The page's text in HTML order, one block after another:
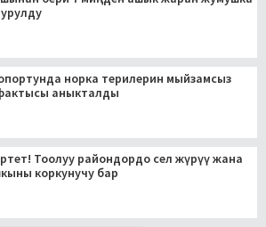
норка терилерин мыйзамсыз
аныкталды
Тоолуу райондордо сел жүрүү жана
коркунучу бар